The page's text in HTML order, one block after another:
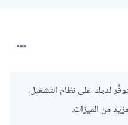
لديك على نظام التشغيل،
من الميزات.